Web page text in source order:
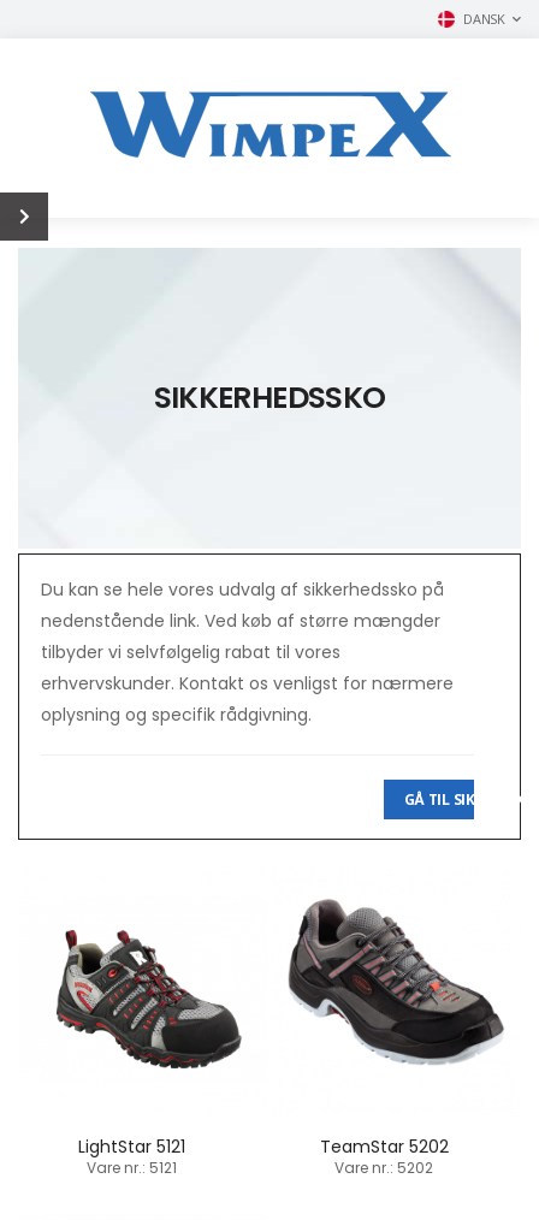
DANSK
SIKKERHEDSSKO
Du kan se hele vores udvalg af sikkerhedssko på
nedenstående link. Ved køb af større mængder
tilbyder vi selvfølgelig rabat til vores
erhvervskunder. Kontakt os venligst for nærmere
oplysning og specifik rådgivning.
GÅ TIL SIKKER-
LightStar 5121
Vare nr.: 5121
TeamStar 5202
Vare nr.: 5202